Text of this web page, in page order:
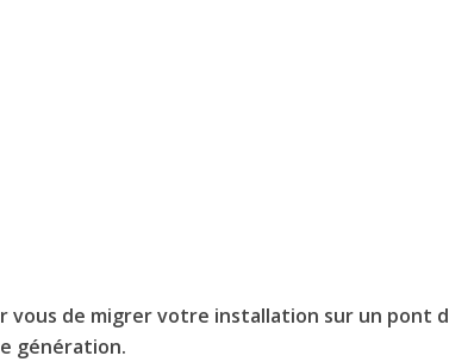
vous de migrer votre installation sur un pont
génération.